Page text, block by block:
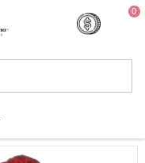
0
Shopping
Monte
sua